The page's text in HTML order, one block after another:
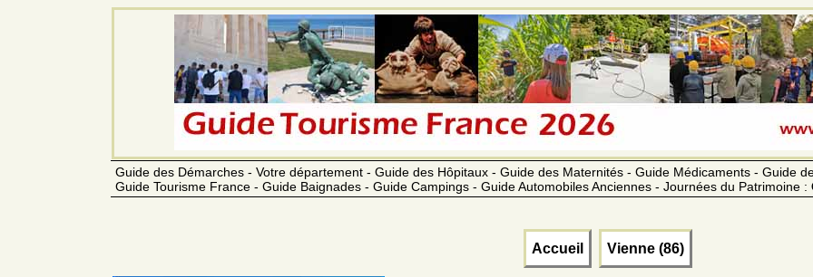
Guide des Démarches - Votre département - Guide des Hôpitaux - Guide des Maternités - Guide Médicaments - Guide
Guide Tourisme France - Guide Baignades - Guide Campings - Guide Automobiles Anciennes - Journées du Patrimoine :
Accueil Vienne (86)